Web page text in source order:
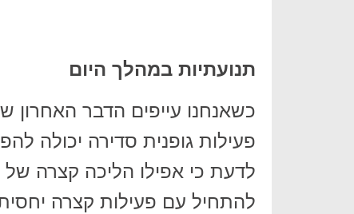
תנועתיות במהלך היום
כשאנחנו עייפים הדבר האחרון
פעילות גופנית סדירה יכולה
להתחיל עם פעילות קצרה